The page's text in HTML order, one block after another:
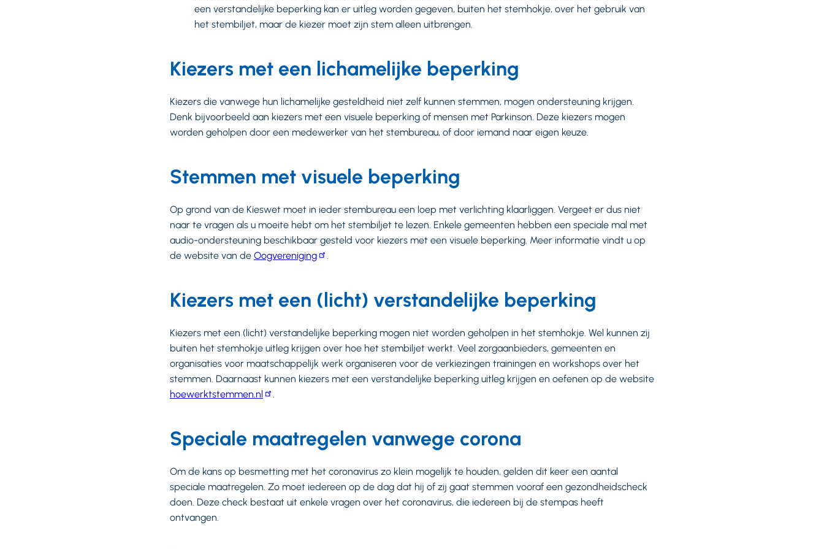
een verstandelijke beperking kan er uitleg worden gegeven, buiten het stemhokje, over het gebruik van
het stembiljet, maar de kiezer moet zijn stem alleen uitbrengen.
Kiezers met een lichamelijke beperking
Kiezers die vanwege hun lichamelijke gesteldheid niet zelf kunnen stemmen, mogen ondersteuning krijgen.
Denk bijvoorbeeld aan kiezers met een visuele beperking of mensen met Parkinson. Deze kiezers mogen
worden geholpen door een medewerker van het stembureau, of door iemand naar eigen keuze.
Stemmen met visuele beperking
Op grond van de Kieswet moet in ieder stembureau een loep met verlichting klaarliggen. Vergeet er dus niet
naar te vragen als u moeite hebt om het stembiljet te lezen. Enkele gemeenten hebben een speciale mal met
audio-ondersteuning beschikbaar gesteld voor kiezers met een visuele beperking. Meer informatie vindt u op
de website van de Oogvereniging
Kiezers met een (licht) verstandelijke beperking
Kiezers met een (licht) verstandelijke beperking mogen niet worden geholpen in het stemhokje. Wel kunnen zij
buiten het stemhokje uitleg krijgen over hoe het stembiljet werkt. Veel zorgaanbieders, gemeenten en
organisaties voor maatschappelijk werk organiseren voor de verkiezingen trainingen en workshops over het
stemmen. Daarnaast kunnen kiezers met een verstandelijke beperking uitleg krijgen en oefenen op de website
hoewerktstemmen.nl
Speciale maatregelen vanwege corona
Om de kans op besmetting met het coronavirus zo klein mogelijk te houden, gelden dit keer een aantal
speciale maatregelen. Zo moet iedereen op de dag dat hij of zij gaat stemmen vooraf een gezondheidscheck
doen. Deze check bestaat uit enkele vragen over het coronavirus, die iedereen bij de stempas heeft
ontvangen.